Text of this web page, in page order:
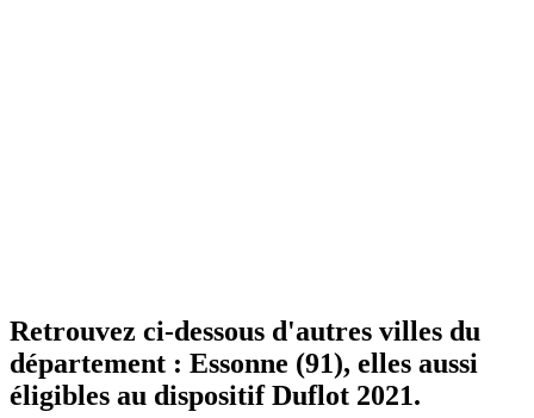
Retrouvez ci-dessous d'autres villes du
département : Essonne (91), elles aussi
éligibles au dispositif Duflot 2021.